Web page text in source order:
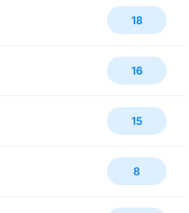
18
16
15
8